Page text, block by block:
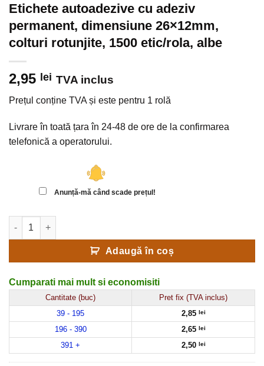
Etichete autoadezive cu adeziv
permanent, dimensiune 26×12mm,
colturi rotunjite, 1500 etic/rola, albe
2,95 lei TVA inclus
Prețul conține TVA și este pentru 1 rolă
Livrare în toată țara în 24-48 de ore de la confirmarea
telefonică a operatorului.
Anunță-mă când scade prețul!
Cantitate Etichete autoadezive cu adeziv permanent,
Adaugă în coș
Cumparati mai mult si economisiti
Cantitate (buc)
Pret fix (TVA inclus)
39 - 195
2,85 lei
196 - 390 2,65 lei
391 + 2,50 lei